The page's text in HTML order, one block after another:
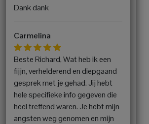
Dank dank
Carmelina
Beste Richard, Wat heb ik een
fijjn, verhelderend en diepgaand
gesprek met je gehad. Jij hebt
hele specifieke info gegeven die
heel treffend waren. Je hebt mijn
angsten weg genomen en mijn